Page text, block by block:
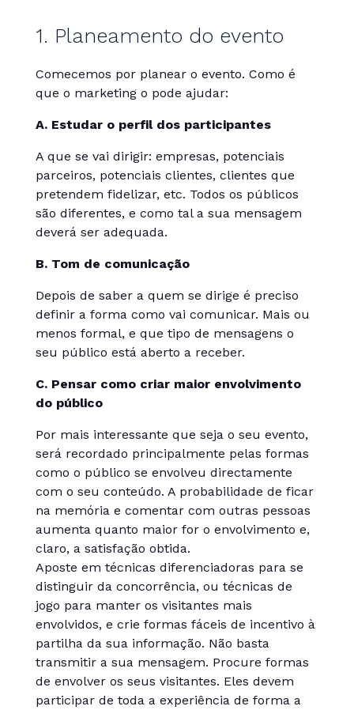
1. Planeamento do evento
Comecemos por planear o evento. Como é
que o marketing o pode ajudar:
A. Estudar o perfil dos participantes
A que se vai dirigir: empresas, potenciais
parceiros, potenciais clientes, clientes que
pretendem fidelizar, etc. Todos os públicos
são diferentes, e como tal a sua mensagem
deverá ser adequada.
B. Tom de comunicação
Depois de saber a quem se dirige é preciso
definir a forma como vai comunicar. Mais ou
menos formal, e que tipo de mensagens o
seu público está aberto a receber.
C. Pensar como criar maior envolvimento
do público
Por mais interessante que seja o seu evento,
será recordado principalmente pelas formas
como o público se envolveu directamente
com o seu conteúdo. A probabilidade de ficar
na memória e comentar com outras pessoas
aumenta quanto maior for o envolvimento e,
claro, a satisfação obtida.
Aposte em técnicas diferenciadoras para se
distinguir da concorrência, ou técnicas de
jogo para manter os visitantes mais
envolvidos, e crie formas fáceis de incentivo à
partilha da sua informação. Não basta
transmitir a sua mensagem. Procure formas
de envolver os seus visitantes. Eles devem
participar de toda a experiência de forma a